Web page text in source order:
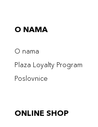
O NAMA
O nama
Plaza Loyalty Program
Poslovnice
ONLINE SHOP